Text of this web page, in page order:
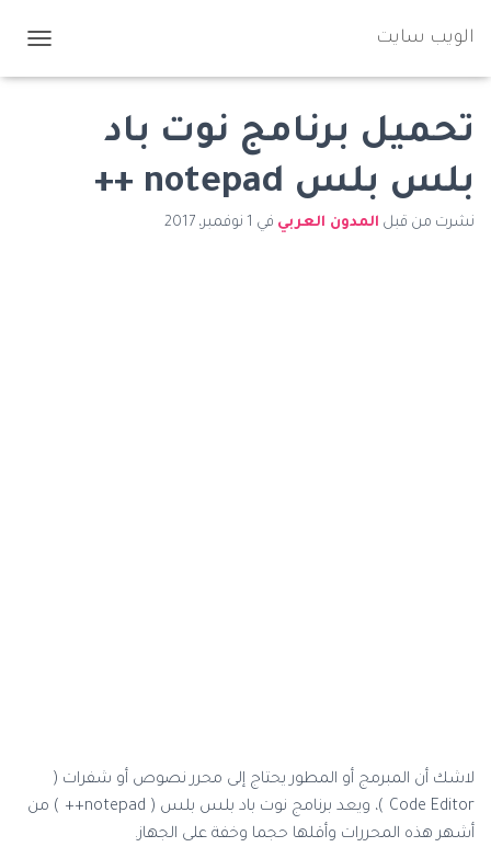
الويب سايت
ب
تحميل برنامج نوت باد
بلس بلس notepad ++
نشرت من قبل المدون العربي في 1 نوفمبر، 2017
لاشك أن المبرمج أو المطور يحتاج إلى محرر نصوص أو شفرات (
Code Editor )، ويعد برنامج نوت باد بلس بلس ( notepad++ ) من
أشهر هذه المحررات وأقلها حجما وخفة على الجهاز.